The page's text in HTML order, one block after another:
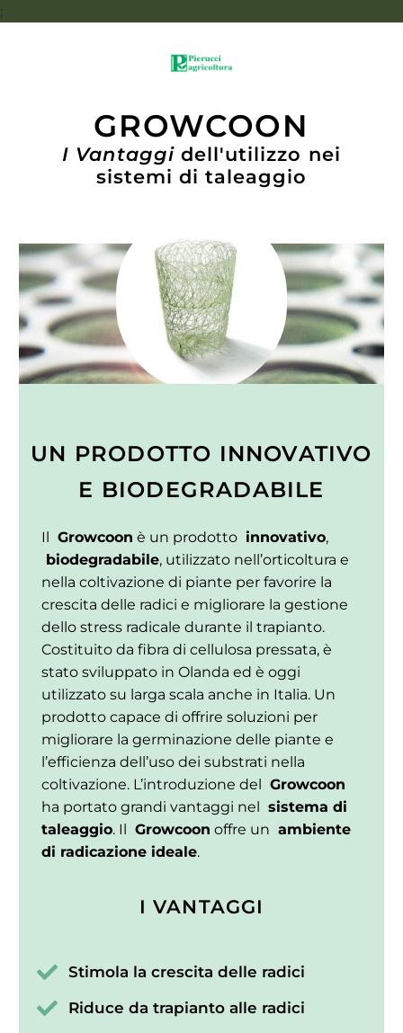
;
GROWCOON
I Vantaggi dell'utilizzo nei
sistemi di taleaggio
UN PRODOTTO INNOVATIVO
E BIODEGRADABILE
Il Growcoon è un prodotto innovativo,
biodegradabile, utilizzato nell’orticoltura e
nella coltivazione di piante per favorire la
crescita delle radici e migliorare la gestione
dello stress radicale durante il trapianto.
Costituito da fibra di cellulosa pressata, è
stato sviluppato in Olanda ed è oggi
utilizzato su larga scala anche in Italia. Un
prodotto capace di offrire soluzioni per
migliorare la germinazione delle piante e
l’efficienza dell’uso dei substrati nella
coltivazione. L’introduzione del Growcoon
ha portato grandi vantaggi nel sistema di
taleaggio. Il Growcoon offre un ambiente
di radicazione ideale.
I VANTAGGI
Stimola la crescita delle radici
Riduce da trapianto alle radici